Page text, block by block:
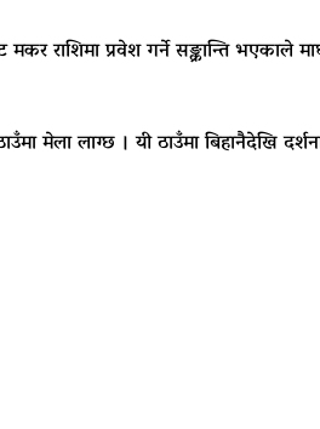
राशिमा प्रवेश गर्ने सङ्क्रान्ति भएकाले
मेला लाग्छ । यी ठाउँमा बिहानैदेखि